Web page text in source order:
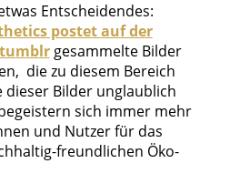
Entscheidendes:
postet auf der
tumblrgesammelte Bilder
die zu diesem Bereich
dieser Bilder unglaublich
sich immer mehr
und Nutzer für das
freundlichen Öko-